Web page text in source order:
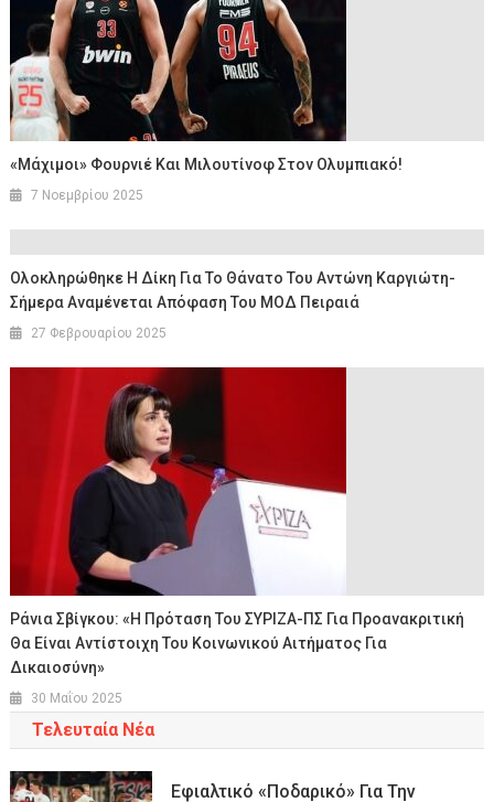
«Μάχιμοι» Φουρνιέ Και Μιλουτίνοφ Στον Ολυμπιακό!
7 Νοεμβρίου 2025
Ολοκληρώθηκε Η Δίκη Για Το Θάνατο Του Αντώνη Καργιώτη-
Σήμερα Αναμένεται Aπόφαση Του ΜΟΔ Πειραιά
27 Φεβρουαρίου 2025
Ράνια Σβίγκου: «Η Πρόταση Του ΣΥΡΙΖΑ-ΠΣ Για Προανακριτική
Θα Είναι Αντίστοιχη Του Κοινωνικού Αιτήματος Για
Δικαιοσύνη»
30 Μαΐου 2025
Τελευταία Νέα
Εφιαλτικό «ποδαρικό» Για Την